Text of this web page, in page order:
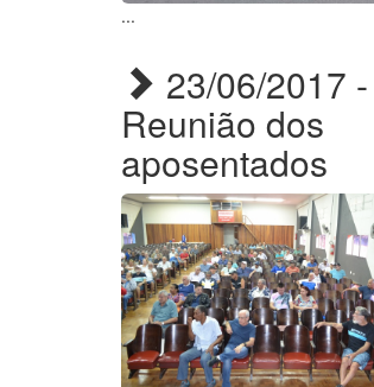
...
23/06/2017 -
Reunião dos
aposentados